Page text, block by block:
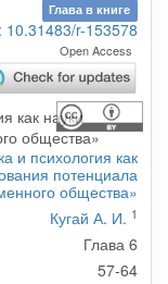
Глава в книге
10.31483/r-153578
Open Access
и психология как
потенциала
общества»
Кугай А. И. 1
Глава 6
57-64